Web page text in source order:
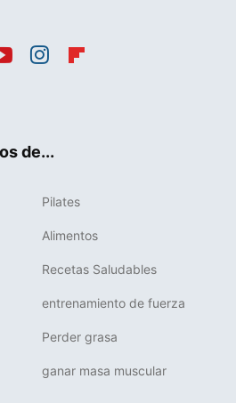
de...
Pilates
Alimentos
Recetas Saludables
entrenamiento de fuerza
Perder grasa
ganar masa muscular